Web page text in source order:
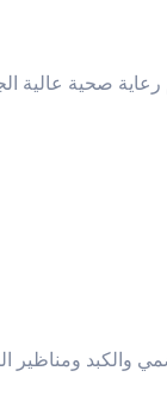
صحية عالية
والكبد ومناظير